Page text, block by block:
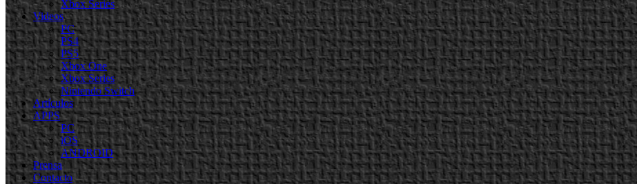
Xbox Series
Videos
PC
PS4
PS5
Xbox One
Xbox Series
Nintendo Switch
Artículos
APPS
PC
iOS
ANDROID
Prensa
Contacto